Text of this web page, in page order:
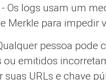
Os logs usam um
Merkle para impedir
pessoa pode
emitidos
URLs e chave